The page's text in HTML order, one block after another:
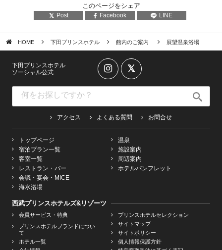
このページをシェア
Post Facebook LINE
HOME 下田プリンスホテル 館内のご案内 展望温泉浴場
下田プリンスホテル
ソーシャル公式
アクセス よくある質問 お問合せ
トップページ
宿泊プラン一覧
客室一覧
レストラン・バー
会議・宴会・MICE
海水浴場
温泉
施設案内
周辺案内
ホテルパンフレット
西武プリンスホテルズ&リゾーツ
会員サービス・特典
プリンスホテルブランドについ
て
ホテル一覧
プリンスホテルセレクション
サイトマップ
サイトポリシー
個人情報保護方針